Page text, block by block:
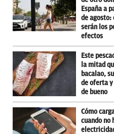
España a
de agosto:
serán los
efectos
Este
la mitad
bacalao,
de oferta y
de bueno
Cómo
cuando no